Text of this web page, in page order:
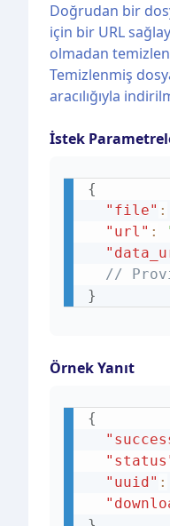
Doğrudan bir
için bir URL
olmadan
Temizlenmiş
aracılığıyla
İstek
{
"file" :
"url" :
//
}
Örnek Yanıt
{
"uuid" :